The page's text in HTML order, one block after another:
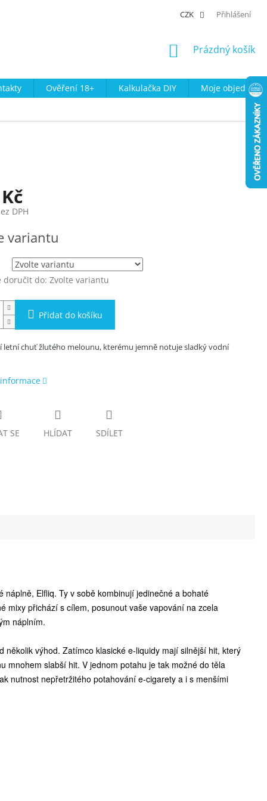
CZK Přihlášení
NÁKUPNÍ
Prázdný košík
Ověření 18+ Kalkulačka DIY Moje
DPH
variantu
doručit do: Zvolte variantu
Přidat do košíku
letní chuť žlutého melounu, kterému jemně notuje sladký vodní
SE HLÍDAT SDÍLET
Elfliq. Ty v sobě kombinují jedinečné a bohaté
mixy přichází s cílem, posunout vaše vapování na zcela
náplním.
výhod. Zatímco klasické e-liquidy mají silnější hit, který
mnohem slabší hit. V jednom potahu je tak možné do těla
nutnost nepřetržitého potahování e-cigarety a i s menšími